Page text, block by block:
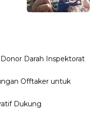
Darah Inspektorat
Offtaker untuk
Dukung